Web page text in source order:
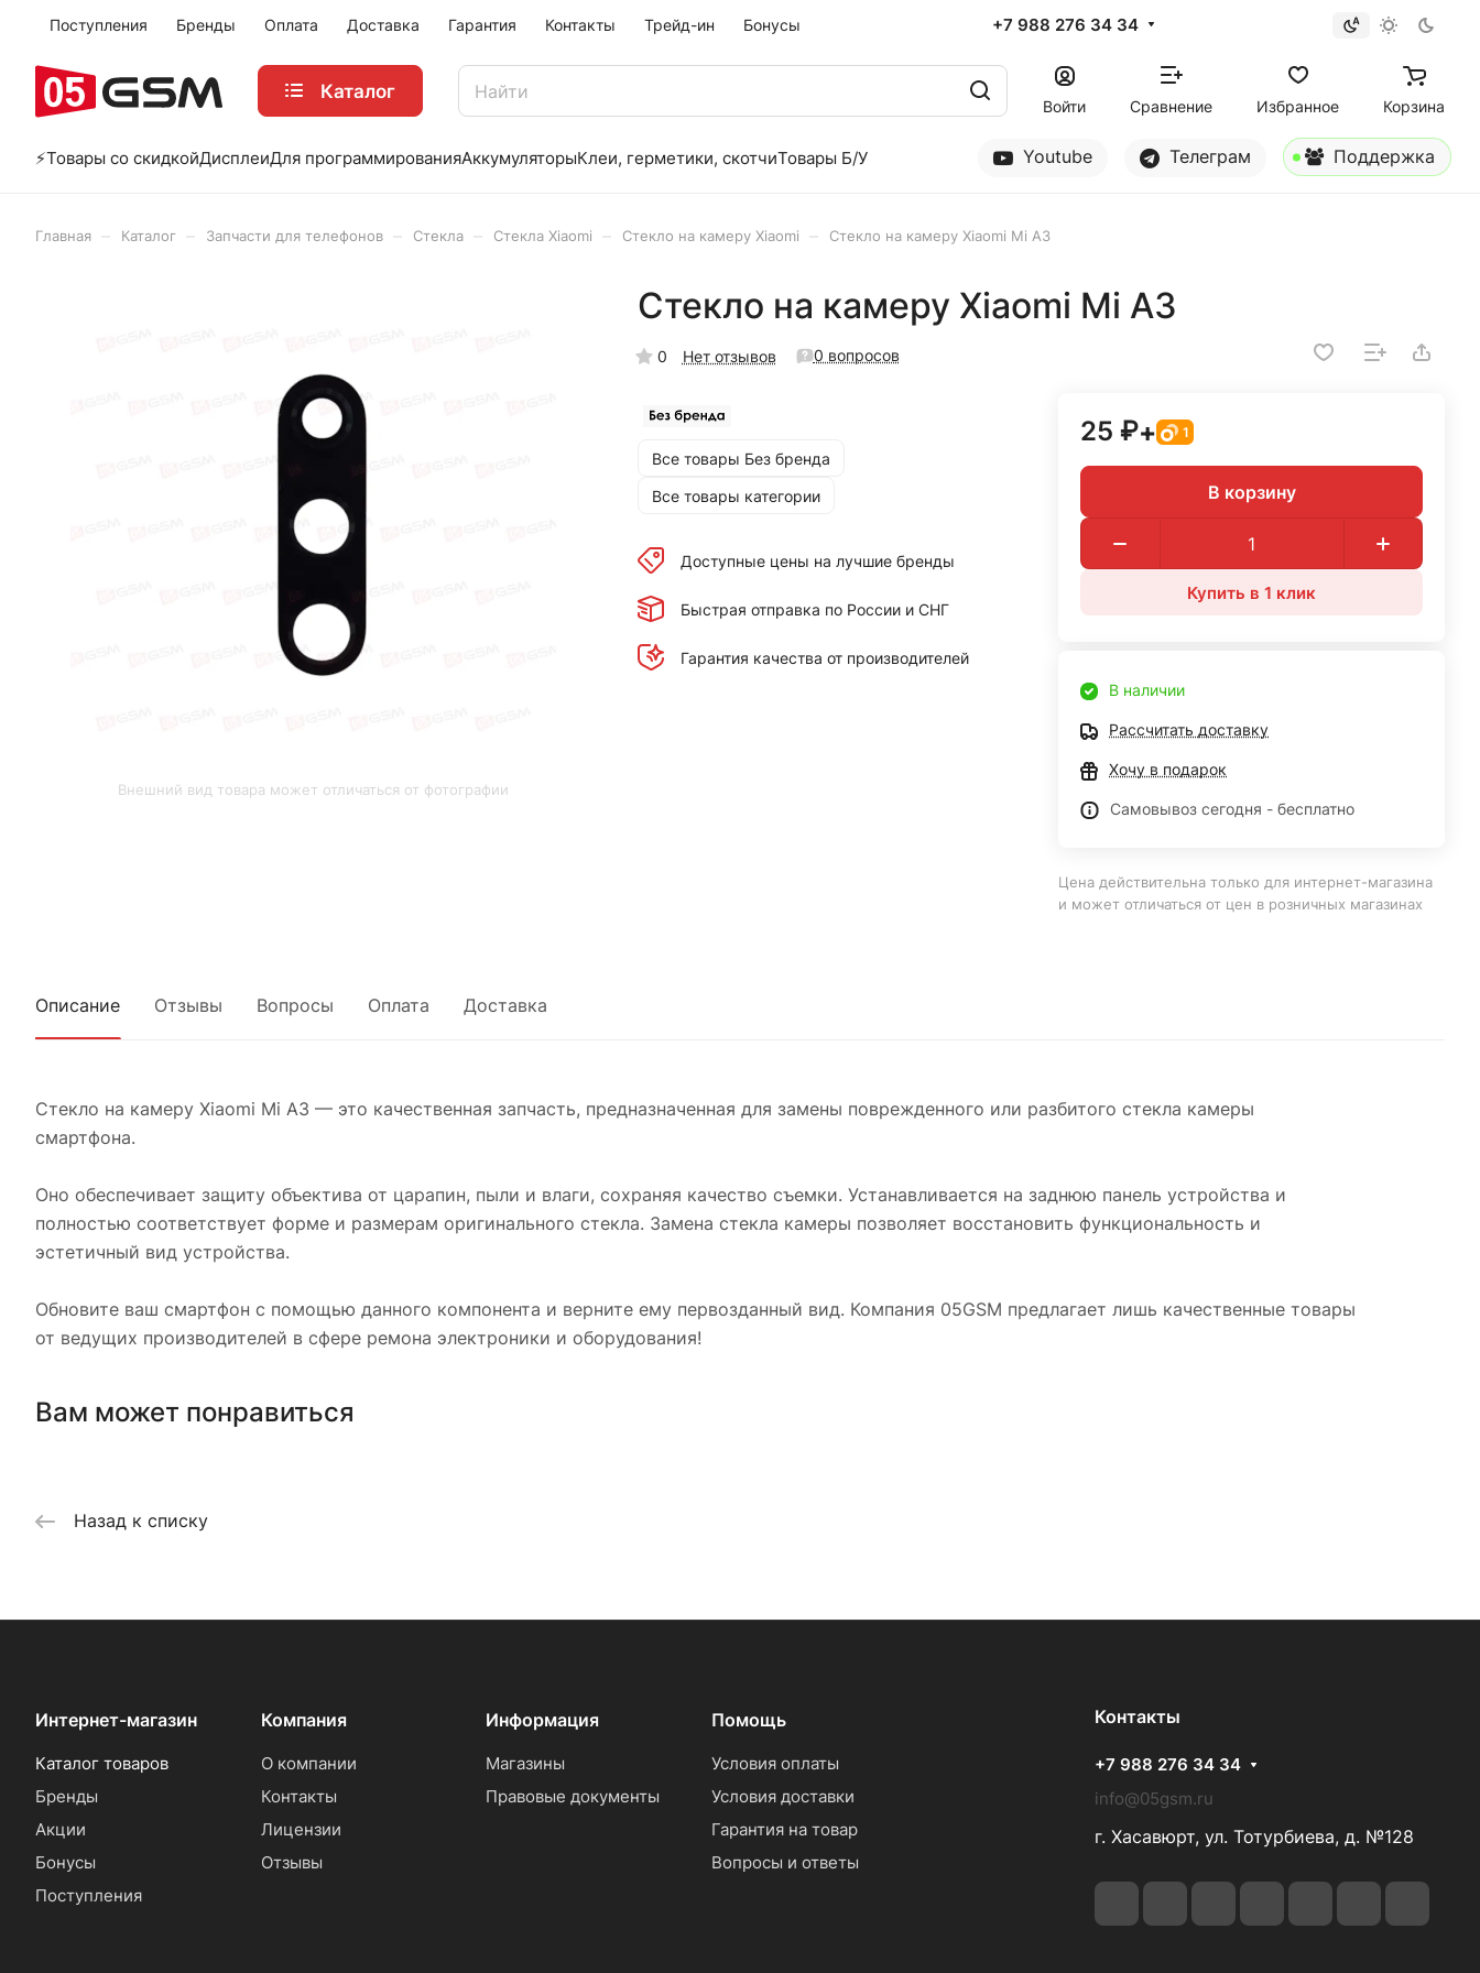
Поступления Бренды Оплата Доставка Гарантия Контакты Трейд-ин Бонусы +7 988 276 34 34
Каталог
Войти Сравнение Избранное Корзина
⚡️Товары со скидкойДисплеиДля программированияАккумуляторыКлеи, герметики, скотчиТовары Б/У Youtube Телеграм Поддержка
Главная Каталог Запчасти для телефонов Стекла Стекла Xiaomi Стекло на камеру Xiaomi Стекло на камеру Xiaomi Mi A3
Внешний вид товара может отличаться от фотографии
Стекло на камеру Xiaomi Mi A3
0 Нет отзывов 0 вопросов
Все товары Без бренда
Все товары категории
Доступные цены на лучшие бренды
Быстрая отправка по России и СНГ
Гарантия качества от производителей
25 ₽+ 1
В корзину
Купить в 1 клик
В наличии
Рассчитать доставку
Хочу в подарок
Самовывоз сегодня - бесплатно
Цена действительна только для интернет-магазина
и может отличаться от цен в розничных магазинах
Описание Отзывы Вопросы Оплата Доставка
Стекло на камеру Xiaomi Mi A3 — это качественная запчасть, предназначенная для замены поврежденного или разбитого стекла камеры
смартфона.
Оно обеспечивает защиту объектива от царапин, пыли и влаги, сохраняя качество съемки. Устанавливается на заднюю панель устройства и
полностью соответствует форме и размерам оригинального стекла. Замена стекла камеры позволяет восстановить функциональность и
эстетичный вид устройства.
Обновите ваш смартфон с помощью данного компонента и верните ему первозданный вид. Компания 05GSM предлагает лишь качественные товары
от ведущих производителей в сфере ремона электроники и оборудования!
Вам может понравиться
Назад к списку
Интернет-магазин
Каталог товаров
Бренды
Акции
Бонусы
Поступления
Компания
О компании
Контакты
Лицензии
Отзывы
Информация
Магазины
Правовые документы
Помощь
Условия оплаты
Условия доставки
Гарантия на товар
Вопросы и ответы
Контакты
+7 988 276 34 34
info@05gsm.ru
г. Хасавюрт, ул. Тотурбиева, д. №128